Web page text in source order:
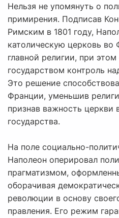
Нельзя не упомянуть о
примирения. Подписав
Римским в 1801 году,
католическую церковь во
главной религии, при этом
государством контроль
Это решение
Франции, уменьшив
признав важность церкви
государства.
На поле социально-
Наполеон оперировал
прагматизмом,
оборачивая
революции в основу
правления. Его режим